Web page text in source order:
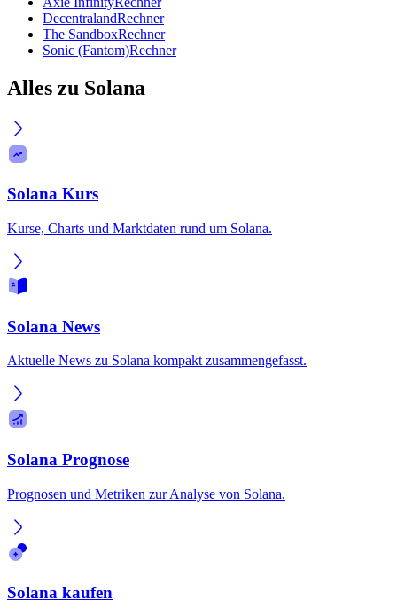
DecentralandRechner
The SandboxRechner
Sonic (Fantom)Rechner
Alles zu Solana
Solana Kurs
Kurse, Charts und Marktdaten rund um Solana.
Solana News
Aktuelle News zu Solana kompakt zusammengefasst.
Solana Prognose
Prognosen und Metriken zur Analyse von Solana.
Solana kaufen